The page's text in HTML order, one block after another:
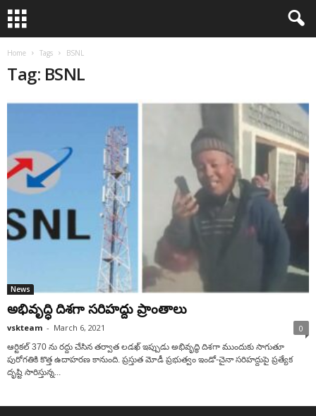
Home Tags BSNL
Tag: BSNL
News
అభివృద్ధి దిశ‌గా స‌రిహ‌ద్దు ప్రాంతాలు
vskteam - March 6, 2021 0
ఆర్టికల్ 370 ను రద్దు చేసిన తర్వాత లడఖ్ ఇప్పుడు అభివృద్ధి దిశ‌గా ముందుకు సాగుతూ
పురోగతికి కొత్త ఉదాహరణ కానుంది. ప్రస్తుత మోడీ ప్రభుత్వం ఇండో-చైనా సరిహద్దుపై ప్రత్యేక
దృష్టి సారిస్తున్న...